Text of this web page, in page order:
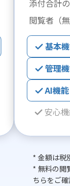
添付合計
閲覧者（
基本
管理
AI機能
安心
* 金額は税
* 無料の閲
ちらをご確